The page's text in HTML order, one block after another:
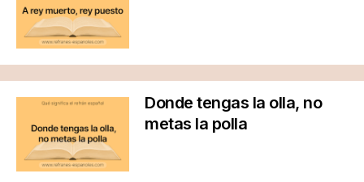
Donde tengas la olla, no
metas la polla